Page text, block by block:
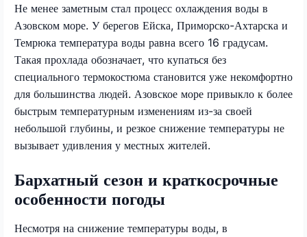
Не менее заметным стал процесс охлаждения воды в
Азовском море. У берегов Ейска, Приморско-Ахтарска и
Темрюка температура воды равна всего 16 градусам.
Такая прохлада обозначает, что купаться без
специального термокостюма становится уже некомфортно
для большинства людей. Азовское море привыкло к более
быстрым температурным изменениям из-за своей
небольшой глубины, и резкое снижение температуры не
вызывает удивления у местных жителей.
Бархатный сезон и краткосрочные
особенности погоды
Несмотря на снижение температуры воды, в